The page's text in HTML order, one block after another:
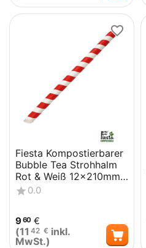
Fiesta Kompostierbarer
Bubble Tea Strohhalm
Rot & Weiß 12x210mm
(150 Stück)
0.0
960 €
(11 42 € inkl.
MwSt.)